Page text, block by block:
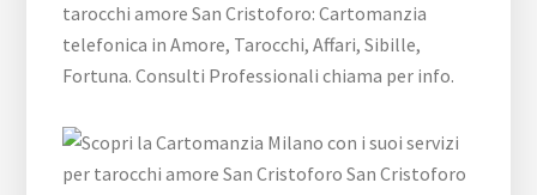
tarocchi amore San Cristoforo: Cartomanzia
telefonica in Amore, Tarocchi, Affari, Sibille,
Fortuna. Consulti Professionali chiama per info.